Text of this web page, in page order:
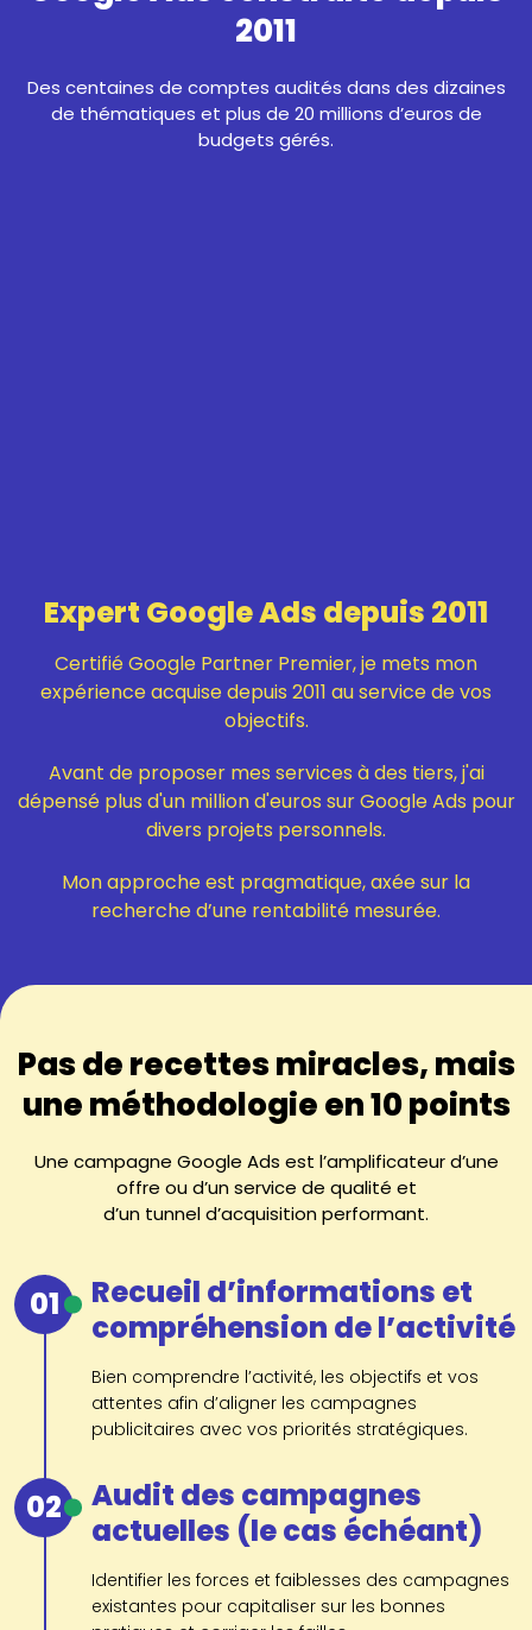
2011
Des centaines de comptes audités dans des dizaines
de thématiques et plus de 20 millions d’euros de
budgets gérés.
Expert Google Ads depuis 2011
Certifié Google Partner Premier, je mets mon
expérience acquise depuis 2011 au service de vos
objectifs.
Avant de proposer mes services à des tiers, j'ai
dépensé plus d'un million d'euros sur Google Ads pour
divers projets personnels.
Mon approche est pragmatique, axée sur la
recherche d’une rentabilité mesurée.
Pas de recettes miracles, mais
une méthodologie en 10 points
Une campagne Google Ads est l’amplificateur d’une
offre ou d’un service de qualité et
d’un tunnel d’acquisition performant.
01
Recueil d’informations et
compréhension de l’activité
Bien comprendre l’activité, les objectifs et vos
attentes afin d’aligner les campagnes
publicitaires avec vos priorités stratégiques.
02
Audit des campagnes
actuelles (le cas échéant)
Identifier les forces et faiblesses des campagnes
existantes pour capitaliser sur les bonnes